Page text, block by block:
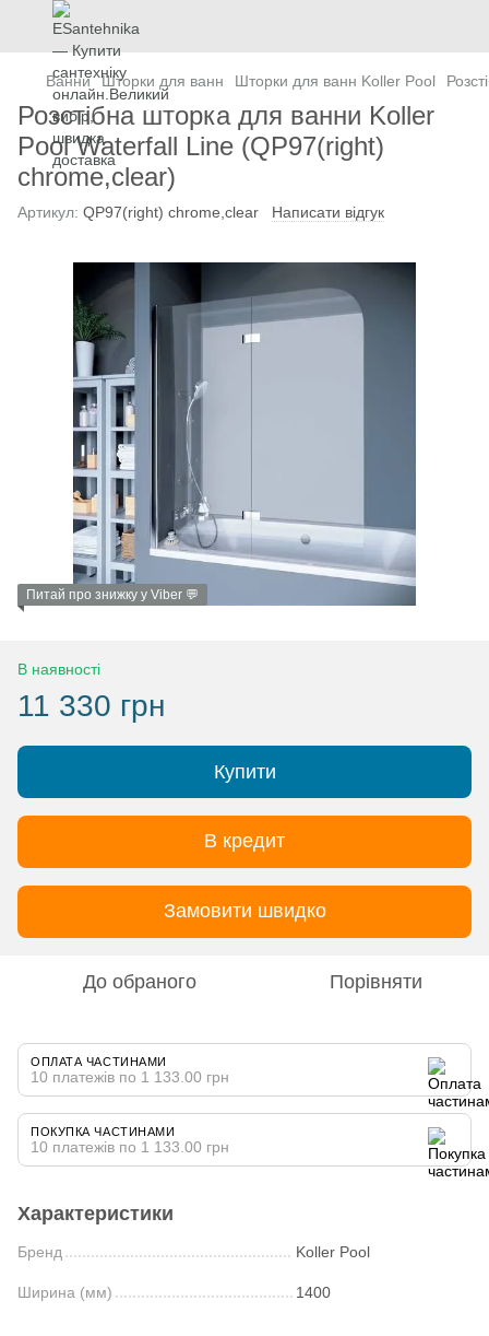
Ванни Шторки для ванн Шторки для ванн Koller Pool
Розстібна шторка для ванни Koller
Pool Waterfall Line (QP97(right)
chrome,clear)
Артикул: QP97(right) chrome,clear Написати відгук
Питай про знижку у Viber 💬
В наявності
11 330 грн
Купити
В кредит
Замовити швидко
До обраного Порівняти
ОПЛАТА ЧАСТИНАМИ
10 платежів по 1 133.00 грн
ПОКУПКА ЧАСТИНАМИ
10 платежів по 1 133.00 грн
Характеристики
Бренд Koller Pool
Ширина (мм) 1400